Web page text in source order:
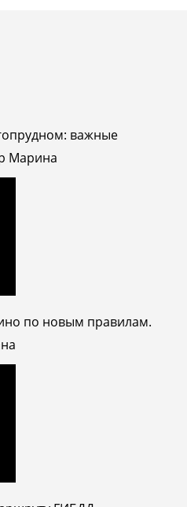
важные
Марина
по новым правилам.